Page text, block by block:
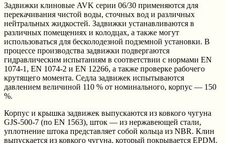
Задвижки клиновые AVK серии 06/30 применяются для
перекачивания чистой воды, сточных вод и различных
нейтральных жидкостей. Задвижки устанавливаются в
различных помещениях и колодцах, а также могут
использоваться для бесколодезной подземной установки. В
процессе производства задвижки подвергаются
гидравлическим испытаниям в соответствии с нормами EN
1074-1, EN 1074-2 и EN 12266, а также проверке рабочего
крутящего момента. Седла задвижек испытываются
давлением величиной 110 % от номинального, корпус — 150
%.
Корпус и крышка задвижек выпускаются из ковкого чугуна
GJS-500-7 (по EN 1563), шток — из нержавеющей стали,
уплотнение штока представляет собой кольца из NBR. Клин
выпускается из ковкого чугуна, который покрывается EPDM.